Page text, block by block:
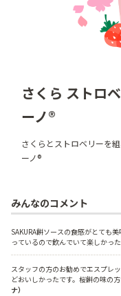
さくら ストロ
ーノ®
さくらとストロベリーを
ーノ®
みんなのコメント
SAKURA餅ソースの食感がとても
っているので飲んでいて楽しかった
スタッフの方のお勧めでエスプレ
どおいしかったです。桜餅の味の
ナ）